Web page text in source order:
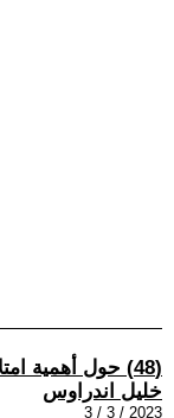
(48) حول أهمية امتلاك الفلسفة -المادية الجدلية
خليل اندراوس
2023 / 3 / 3